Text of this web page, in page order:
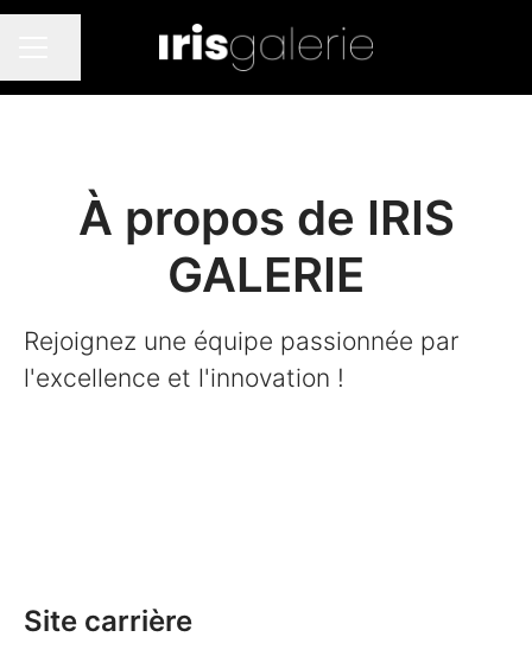
MENU CARRIÈRE
Partager la page
À propos de IRIS
GALERIE
Rejoignez une équipe passionnée par
l'excellence et l'innovation !
Site carrière